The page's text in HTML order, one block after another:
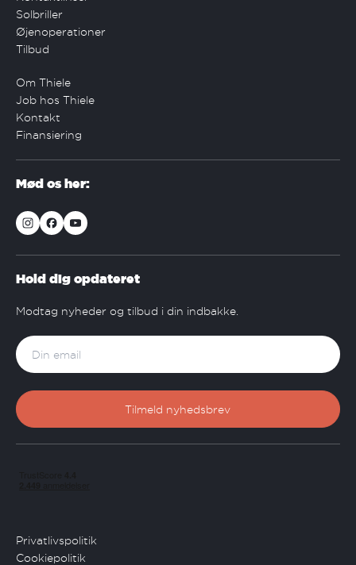
Solbriller
Øjenoperationer
Tilbud
Om Thiele
Job hos Thiele
Kontakt
Finansiering
Mød os her:
Hold dig opdateret
Modtag nyheder og tilbud i din indbakke.
Privatlivspolitik
Cookiepolitik